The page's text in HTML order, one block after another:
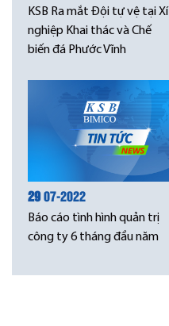
KSB Ra mắt Đội tự vệ tại Xí
nghiệp Khai thác và Chế
biến đá Phước Vĩnh
2907-2022
Báo cáo tình hình quản trị
công ty 6 tháng đầu năm